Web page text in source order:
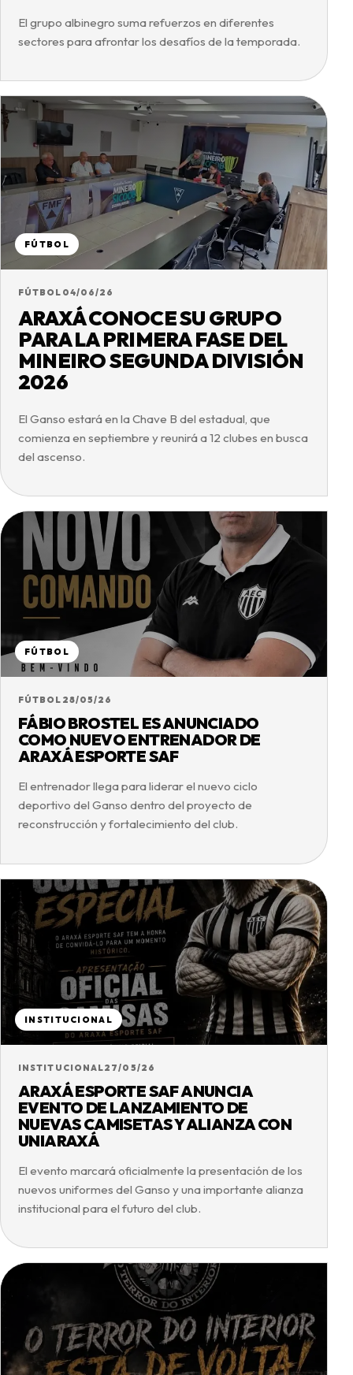
El grupo albinegro suma refuerzos en diferentes
sectores para afrontar los desafíos de la temporada.
FÚTBOL
FÚTBOL 04/06/26
ARAXÁ CONOCE SU GRUPO
PARA LA PRIMERA FASE DEL
MINEIRO SEGUNDA DIVISIÓN
2026
El Ganso estará en la Chave B del estadual, que
comienza en septiembre y reunirá a 12 clubes en busca
del ascenso.
FÚTBOL
FÚTBOL 28/05/26
FÁBIO BROSTEL ES ANUNCIADO
COMO NUEVO ENTRENADOR DE
ARAXÁ ESPORTE SAF
El entrenador llega para liderar el nuevo ciclo
deportivo del Ganso dentro del proyecto de
reconstrucción y fortalecimiento del club.
INSTITUCIONAL
INSTITUCIONAL27/05/26
ARAXÁ ESPORTE SAF ANUNCIA
EVENTO DE LANZAMIENTO DE
NUEVAS CAMISETAS Y ALIANZA CON
UNIARAXÁ
El evento marcará oficialmente la presentación de los
nuevos uniformes del Ganso y una importante alianza
institucional para el futuro del club.